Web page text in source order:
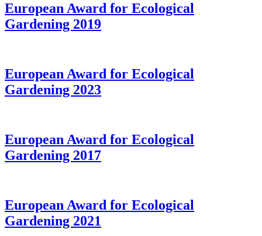
European Award for Ecological
Gardening 2019
European Award for Ecological
Gardening 2023
European Award for Ecological
Gardening 2017
European Award for Ecological
Gardening 2021